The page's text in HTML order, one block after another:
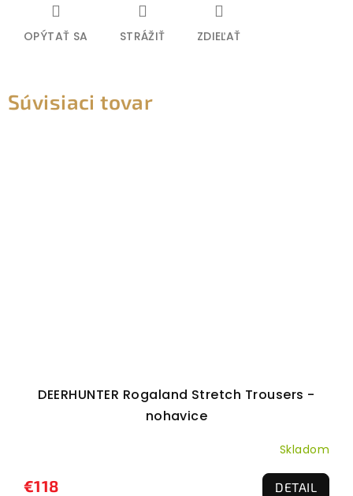
OPÝTAŤ SA STRÁŽIŤ ZDIEĽAŤ
Súvisiaci tovar
DEERHUNTER Rogaland Stretch Trousers -
nohavice
Skladom
€118 DETAIL